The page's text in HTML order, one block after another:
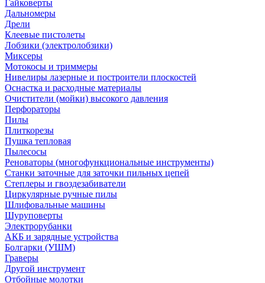
Гайковерты
Дальномеры
Дрели
Клеевые пистолеты
Лобзики (электролобзики)
Миксеры
Мотокосы и триммеры
Нивелиры лазерные и построители плоскостей
Оснастка и расходные материалы
Очистители (мойки) высокого давления
Перфораторы
Пилы
Плиткорезы
Пушка тепловая
Пылесосы
Реноваторы (многофункциональные инструменты)
Станки заточные для заточки пильных цепей
Степлеры и гвоздезабиватели
Циркулярные ручные пилы
Шлифовальные машины
Шуруповерты
Электрорубанки
АКБ и зарядные устройства
Болгарки (УШМ)
Граверы
Другой инструмент
Отбойные молотки